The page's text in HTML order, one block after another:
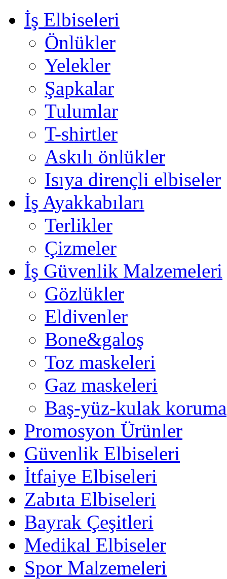
İş Elbiseleri
Önlükler
Yelekler
Şapkalar
Tulumlar
T-shirtler
Askılı önlükler
Isıya dirençli elbiseler
İş Ayakkabıları
Terlikler
Çizmeler
İş Güvenlik Malzemeleri
Gözlükler
Eldivenler
Bone&galoş
Toz maskeleri
Gaz maskeleri
Baş-yüz-kulak koruma
Promosyon Ürünler
Güvenlik Elbiseleri
İtfaiye Elbiseleri
Zabıta Elbiseleri
Bayrak Çeşitleri
Medikal Elbiseler
Spor Malzemeleri